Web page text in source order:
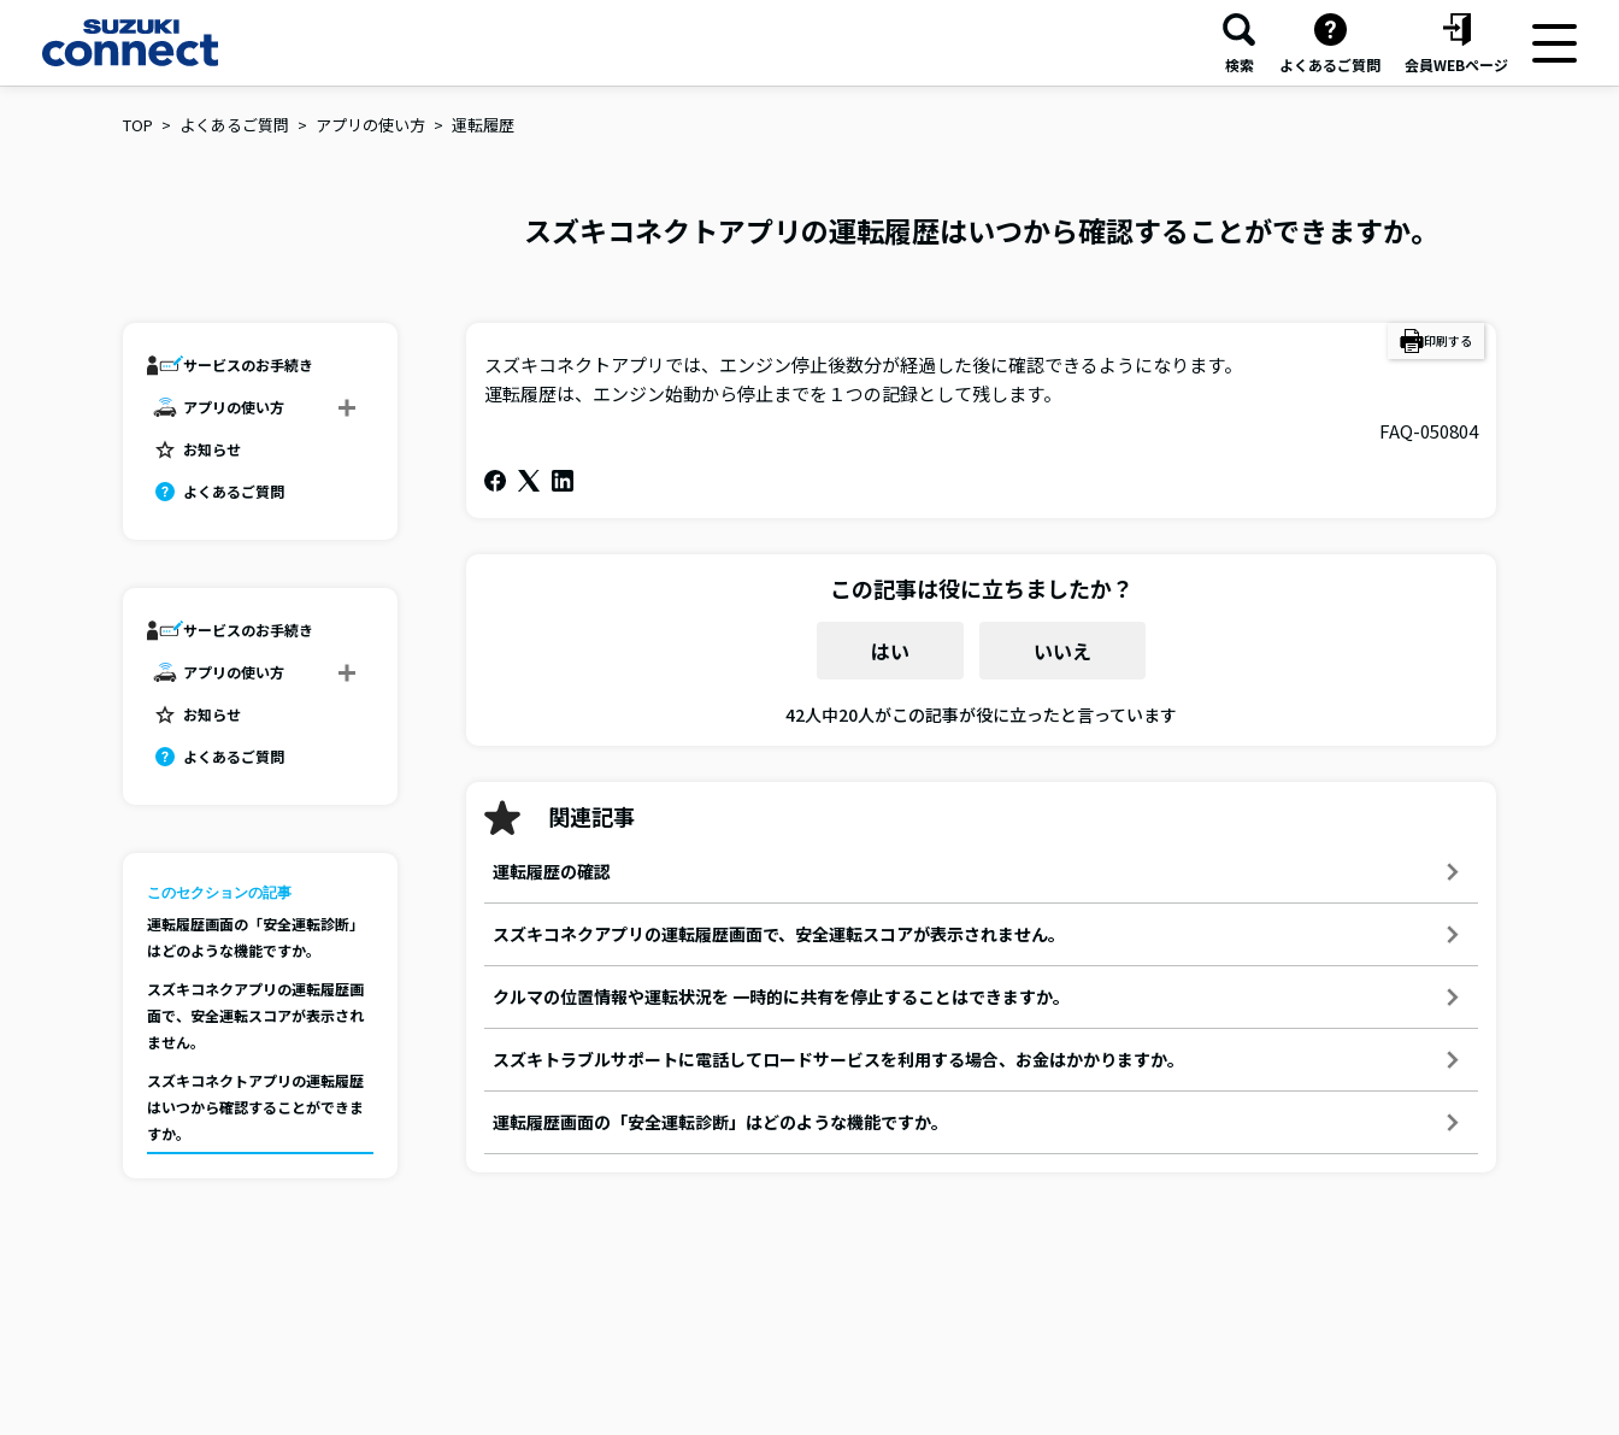
検索 よくあるご質問 会員WEBページ
TOP よくあるご質問 アプリの使い方 運転履歴
スズキコネクトアプリの運転履歴はいつから確認することができますか。
サービスのお手続き
アプリの使い方
お知らせ
よくあるご質問
サービスのお手続き
アプリの使い方
お知らせ
よくあるご質問
このセクションの記事
運転履歴画面の「安全運転診断」
はどのような機能ですか。
スズキコネクアプリの運転履歴画
面で、安全運転スコアが表示され
ません。
スズキコネクトアプリの運転履歴
はいつから確認することができま
すか。
スズキコネクトアプリでは、エンジン停止後数分が経過した後に確認できるようになります。
運転履歴は、エンジン始動から停止までを１つの記録として残します。
FAQ-050804
印刷する
この記事は役に立ちましたか？
はい いいえ
42人中20人がこの記事が役に立ったと言っています
関連記事
運転履歴の確認
スズキコネクアプリの運転履歴画面で、安全運転スコアが表示されません。
クルマの位置情報や運転状況を 一時的に共有を停止することはできますか。
スズキトラブルサポートに電話してロードサービスを利用する場合、お金はかかりますか。
運転履歴画面の「安全運転診断」はどのような機能ですか。